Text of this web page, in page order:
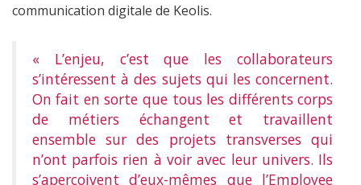
communication digitale de Keolis.
« L’enjeu, c’est que les collaborateurs
s’intéressent à des sujets qui les concernent.
On fait en sorte que tous les différents corps
de métiers échangent et travaillent
ensemble sur des projets transverses qui
n’ont parfois rien à voir avec leur univers. Ils
s’aperçoivent d’eux-mêmes que l’Employee